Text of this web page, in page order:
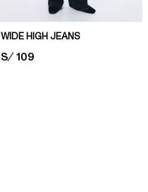
WIDE HIGH JEANS
PRICE:
S/ 109